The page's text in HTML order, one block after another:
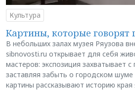
Культура
Картины, которые говорят
В небольших залах музея Ряузова
sibnovosti.ru открывает для себя
мастеров: экспозиция захватывает
заставляя забыть о городском шуме
картины рассказывают историю